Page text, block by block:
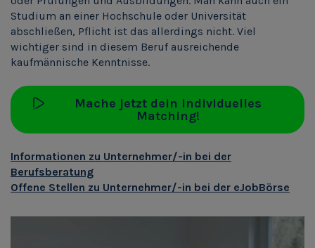
Studium an einer Hochschule oder Universität
abschließen, Pflicht ist das allerdings nicht. Viel
wichtiger sind in diesem Beruf ausreichende
kaufmännische Kenntnisse.
Mache jetzt dein individuelles
Matching!
Informationen zu Unternehmer/-in bei der
Berufsberatung
Offene Stellen zu Unternehmer/-in bei der eJobBörse